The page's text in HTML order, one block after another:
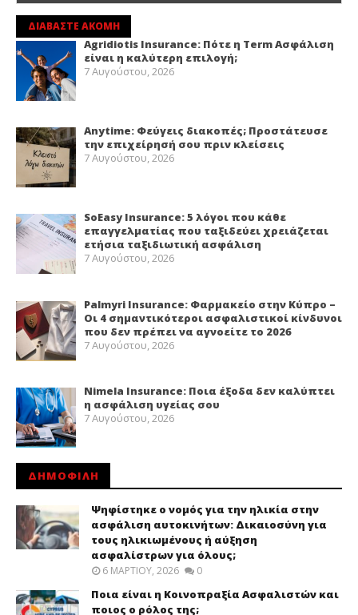
ΔΙΑΒΑΣΤΕ ΑΚΟΜΗ
Agridiotis Insurance: Πότε η Term Ασφάλιση
είναι η καλύτερη επιλογή;
7 Αυγούστου, 2026
Anytime: Φεύγεις διακοπές; Προστάτευσε
την επιχείρησή σου πριν κλείσεις
7 Αυγούστου, 2026
SoEasy Insurance: 5 λόγοι που κάθε
επαγγελματίας που ταξιδεύει χρειάζεται
ετήσια ταξιδιωτική ασφάλιση
7 Αυγούστου, 2026
Palmyri Insurance: Φαρμακείο στην Κύπρο –
Οι 4 σημαντικότεροι ασφαλιστικοί κίνδυνοι
που δεν πρέπει να αγνοείτε το 2026
7 Αυγούστου, 2026
Nimela Insurance: Ποια έξοδα δεν καλύπτει
η ασφάλιση υγείας σου
7 Αυγούστου, 2026
ΔΗΜΟΦΙΛΗ
Ψηφίστηκε ο νομός για την ηλικία στην
ασφάλιση αυτοκινήτων: Δικαιοσύνη για
τους ηλικιωμένους ή αύξηση
ασφαλίστρων για όλους;
6 ΜΑΡΤΊΟΥ, 2026 0
Ποια είναι η Κοινοπραξία Ασφαλιστών και
ποιος ο ρόλος της;